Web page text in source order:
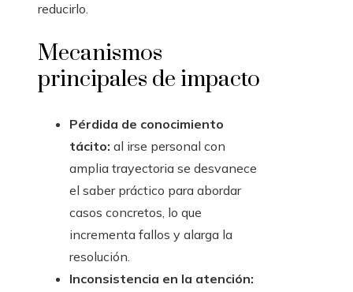
reducirlo.
Mecanismos
principales de impacto
Pérdida de conocimiento
tácito: al irse personal con
amplia trayectoria se desvanece
el saber práctico para abordar
casos concretos, lo que
incrementa fallos y alarga la
resolución.
Inconsistencia en la atención: